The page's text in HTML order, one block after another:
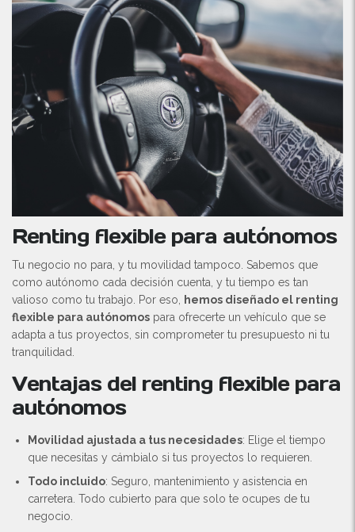
Renting flexible para autónomos
Tu negocio no para, y tu movilidad tampoco. Sabemos que
como autónomo cada decisión cuenta, y tu tiempo es tan
valioso como tu trabajo. Por eso,
hemos diseñado el renting
flexible para autónomos para ofrecerte un vehículo que se
adapta a tus proyectos, sin comprometer tu presupuesto ni tu
tranquilidad.
Ventajas del renting flexible para
autónomos
Movilidad ajustada a tus necesidades: Elige el tiempo
que necesitas y cámbialo si tus proyectos lo requieren.
Todo incluido: Seguro, mantenimiento y asistencia en
carretera. Todo cubierto para que solo te ocupes de tu
negocio.